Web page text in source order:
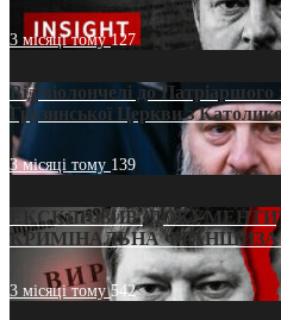
3 місяці тому127
Від віолончелі до
Грузинської Церкви з
3 місяці тому 139
ЕКСКЛЮЗИВ
КРИМІНАЛЬНА
3 місяці тому542